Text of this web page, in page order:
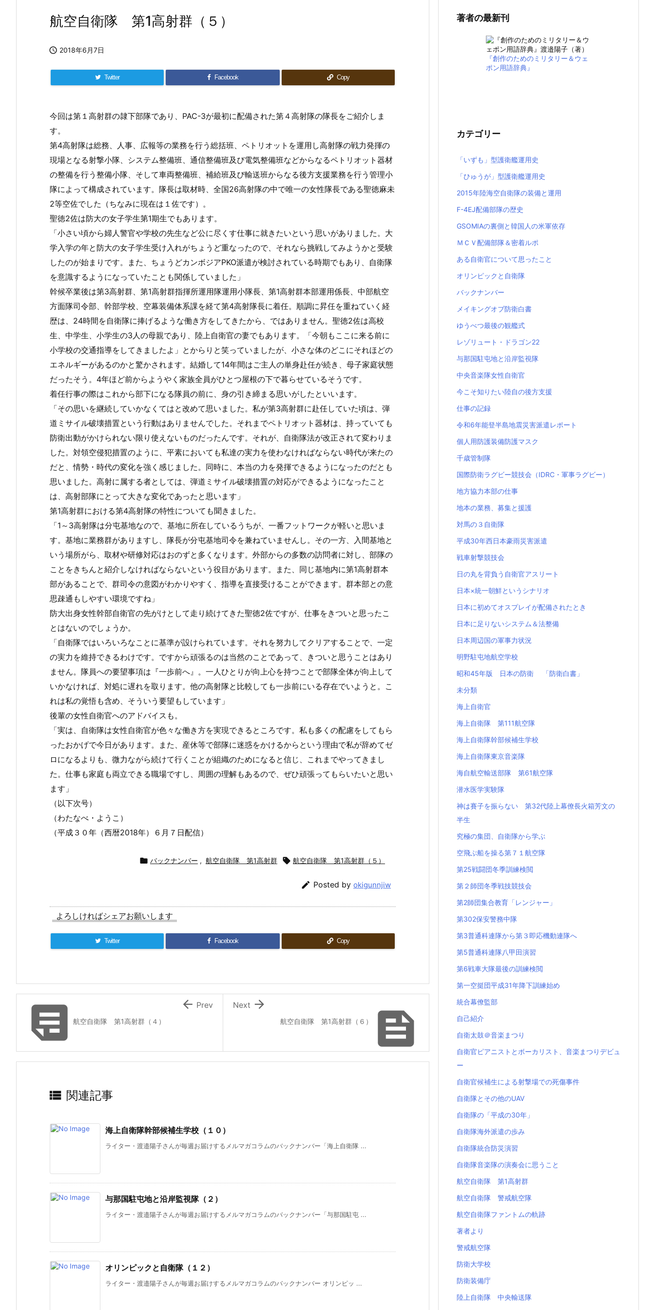
航空自衛隊 第1高射群（５）
 2018年6月7日
Twitter Facebook Copy
今回は第１高射群の隷下部隊であり、PAC-3が最初に配備された第４高射隊の隊長をご紹介しま
す。
第4高射隊は総務、人事、広報等の業務を行う総括班、ペトリオットを運用し高射隊の戦力発揮の
現場となる射撃小隊、システム整備班、通信整備班及び電気整備班などからなるペトリオット器材
の整備を行う整備小隊、そして車両整備班、補給班及び輸送班からなる後方支援業務を行う管理小
隊によって構成されています。隊長は取材時、全国26高射隊の中で唯一の女性隊長である聖徳麻未
2等空佐でした（ちなみに現在は１佐です）。
聖徳2佐は防大の女子学生第1期生でもあります。
「小さい頃から婦人警官や学校の先生など公に尽くす仕事に就きたいという思いがありました。大
学入学の年と防大の女子学生受け入れがちょうど重なったので、それなら挑戦してみようかと受験
したのが始まりです。また、ちょうどカンボジアPKO派遣が検討されている時期でもあり、自衛隊
を意識するようになっていたことも関係していました」
幹候卒業後は第3高射群、第1高射群指揮所運用隊運用小隊長、第1高射群本部運用係長、中部航空
方面隊司令部、幹部学校、空幕装備体系課を経て第4高射隊長に着任。順調に昇任を重ねていく経
歴は、24時間を自衛隊に捧げるような働き方をしてきたから、ではありません。聖徳2佐は高校
生、中学生、小学生の3人の母親であり、陸上自衛官の妻でもあります。「今朝もここに来る前に
小学校の交通指導をしてきましたよ」とからりと笑っていましたが、小さな体のどこにそれほどの
エネルギーがあるのかと驚かされます。結婚して14年間はご主人の単身赴任が続き、母子家庭状態
だったそう。4年ほど前からようやく家族全員がひとつ屋根の下で暮らせているそうです。
着任行事の際はこれから部下になる隊員の前に、身の引き締まる思いがしたといいます。
「その思いを継続していかなくてはと改めて思いました。私が第3高射群に赴任していた頃は、弾
道ミサイル破壊措置という行動はありませんでした。それまでペトリオット器材は、持っていても
防衛出動がかけられない限り使えないものだったんです。それが、自衛隊法が改正されて変わりま
した。対領空侵犯措置のように、平素においても私達の実力を使わなければならない時代が来たの
だと、情勢・時代の変化を強く感じました。同時に、本当の力を発揮できるようになったのだとも
思いました。高射に属する者としては、弾道ミサイル破壊措置の対応ができるようになったこと
は、高射部隊にとって大きな変化であったと思います」
第1高射群における第4高射隊の特性についても聞きました。
「1～3高射隊は分屯基地なので、基地に所在しているうちが、一番フットワークが軽いと思いま
す。基地に業務群がありますし、隊長が分屯基地司令を兼ねていませんし。その一方、入間基地と
いう場所がら、取材や研修対応はおのずと多くなります。外部からの多数の訪問者に対し、部隊の
ことをきちんと紹介しなければならないという役目があります。また、同じ基地内に第1高射群本
部があることで、群司令の意図がわかりやすく、指導を直接受けることができます。群本部との意
思疎通もしやすい環境ですね」
防大出身女性幹部自衛官の先がけとして走り続けてきた聖徳2佐ですが、仕事をきついと思ったこ
とはないのでしょうか。
「自衛隊ではいろいろなことに基準が設けられています。それを努力してクリアすることで、一定
の実力を維持できるわけです。ですから頑張るのは当然のことであって、きついと思うことはあり
ません。隊員への要望事項は『一歩前へ』。一人ひとりが向上心を持つことで部隊全体が向上して
いかなければ、対処に遅れを取ります。他の高射隊と比較しても一歩前にいる存在でいようと。こ
れは私の覚悟も含め、そういう要望もしています」
後輩の女性自衛官へのアドバイスも。
「実は、自衛隊は女性自衛官が色々な働き方を実現できるところです。私も多くの配慮をしてもら
ったおかげで今日があります。また、産休等で部隊に迷惑をかけるからという理由で私が辞めてゼ
ロになるよりも、微力ながら続けて行くことが組織のためになると信じ、これまでやってきまし
た。仕事も家庭も両立できる職場ですし、周囲の理解もあるので、ぜひ頑張ってもらいたいと思い
ます」
（以下次号）
（わたなべ・ようこ）
（平成３０年（西暦2018年）６月７日配信）
 バックナンバー , 航空自衛隊 第1高射群  航空自衛隊 第1高射群（５）
 Posted by okigunnjiw
よろしければシェアお願いします
Twitter Facebook Copy

航空自衛隊 第1高射群（６）

Next
航空自衛隊 第1高射群（４）
 Prev
 関連記事
海上自衛隊幹部候補生学校（１０）
ライター・渡邉陽子さんが毎週お届けするメルマガコラムのバックナンバー「海上自衛隊 ...
与那国駐屯地と沿岸監視隊（２）
ライター・渡邉陽子さんが毎週お届けするメルマガコラムのバックナンバー「与那国駐屯 ...
オリンピックと自衛隊（１２）
ライター・渡邉陽子さんが毎週お届けするメルマガコラムのバックナンバー オリンピッ ...
著者の最新刊
『創作のためのミリタリー＆ウェ
ポン用語辞典』
カテゴリー
「いずも」型護衛艦運用史
「ひゅうが」型護衛艦運用史
2015年陸海空自衛隊の装備と運用
F-4EJ配備部隊の歴史
GSOMIAの裏側と韓国人の米軍依存
ＭＣＶ配備部隊＆密着ルポ
ある自衛官について思ったこと
オリンピックと自衛隊
バックナンバー
メイキングオブ防衛白書
ゆうべつ最後の観艦式
レゾリュート・ドラゴン22
与那国駐屯地と沿岸監視隊
中央音楽隊女性自衛官
今こそ知りたい陸自の後方支援
仕事の記録
令和6年能登半島地震災害派遣レポート
個人用防護装備防護マスク
千歳管制隊
国際防衛ラグビー競技会（IDRC・軍事ラグビー）
地方協力本部の仕事
地本の業務、募集と援護
対馬の３自衛隊
平成30年西日本豪雨災害派遣
戦車射撃競技会
日の丸を背負う自衛官アスリート
日本×統一朝鮮というシナリオ
日本に初めてオスプレイが配備されたとき
日本に足りないシステム＆法整備
日本周辺国の軍事力状況
明野駐屯地航空学校
昭和45年版 日本の防衛 「防衛白書」
未分類
海上自衛官
海上自衛隊 第111航空隊
海上自衛隊幹部候補生学校
海上自衛隊東京音楽隊
海自航空輸送部隊 第61航空隊
潜水医学実験隊
神は賽子を振らない 第32代陸上幕僚長火箱芳文の
半生
究極の集団、自衛隊から学ぶ
空飛ぶ船を操る第７１航空隊
第25戦闘団冬季訓練検閲
第２師団冬季戦技競技会
第2師団集合教育「レンジャー」
第302保安警務中隊
第3普通科連隊から第３即応機動連隊へ
第5普通科連隊八甲田演習
第6戦車大隊最後の訓練検閲
第一空挺団平成31年降下訓練始め
統合幕僚監部
自己紹介
自衛太鼓＠音楽まつり
自衛官ピアニストとボーカリスト、音楽まつりデビュ
ー
自衛官候補生による射撃場での死傷事件
自衛隊とその他のUAV
自衛隊の「平成の30年」
自衛隊海外派遣の歩み
自衛隊統合防災演習
自衛隊音楽隊の演奏会に思うこと
航空自衛隊 第1高射群
航空自衛隊 警戒航空隊
航空自衛隊ファントムの軌跡
著者より
警戒航空隊
防衛大学校
防衛装備庁
陸上自衛隊 中央輸送隊